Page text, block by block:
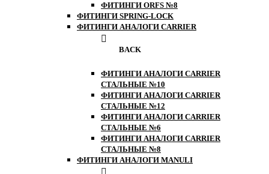
ФИТИНГИ ORFS №8
ФИТИНГИ SPRING-LOCK
ФИТИНГИ АНАЛОГИ CARRIER
BACK
ФИТИНГИ АНАЛОГИ CARRIER
СТАЛЬНЫЕ №10
ФИТИНГИ АНАЛОГИ CARRIER
СТАЛЬНЫЕ №12
ФИТИНГИ АНАЛОГИ CARRIER
СТАЛЬНЫЕ №6
ФИТИНГИ АНАЛОГИ CARRIER
СТАЛЬНЫЕ №8
ФИТИНГИ АНАЛОГИ MANULI